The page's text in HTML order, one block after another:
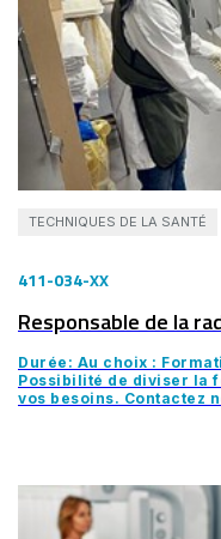
TECHNIQUES DE LA SANTÉ
411-034-XX
Responsable de la
Durée: Au choix :
Possibilité de diviser la
vos besoins. Contactez